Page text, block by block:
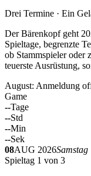
Drei Termine · Ein
Der Bärenkopf geht
Spieltage, begrenzte
ob Stammspieler
teuerste Ausrüstung,
August: Anmeldung
Game
--Tage
--Std
--Min
--Sek
08AUG 2026Samstag
Spieltag 1 von 3